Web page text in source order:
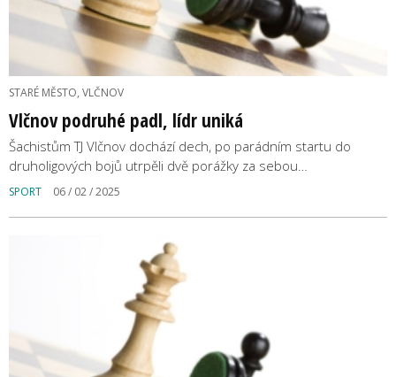
STARÉ MĚSTO, VLČNOV
Vlčnov podruhé padl, lídr uniká
Šachistům TJ Vlčnov dochází dech, po parádním startu do
druholigových bojů utrpěli dvě porážky za sebou…
SPORT 06 / 02 / 2025